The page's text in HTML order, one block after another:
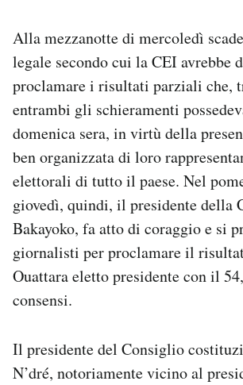
Alla mezzanotte di mercoledì
legale secondo cui la CEI avrebbe
proclamare i risultati parziali che,
entrambi gli schieramenti
domenica sera, in virtù della
ben organizzata di loro
elettorali di tutto il paese. Nel
giovedì, quindi, il presidente della
Bakayoko, fa atto di coraggio e si
giornalisti per proclamare il
Ouattara eletto presidente con il
consensi.
Il presidente del Consiglio
N’dré, notoriamente vicino al